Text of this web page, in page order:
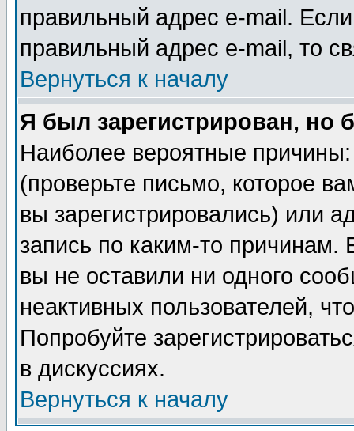
правильный адрес e-mail.
правильный адрес e-mail, то
Вернуться к началу
Я был зарегистрирован, но
Наиболее вероятные
(проверьте письмо, которое
вы зарегистрировались) или
запись по каким-то причинам.
вы не оставили ни одного
неактивных пользователей,
Попробуйте
в дискуссиях.
Вернуться к началу